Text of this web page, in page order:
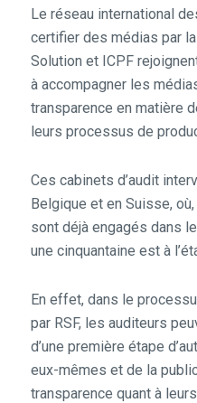
Le réseau international
certifier des médias par la
Solution et ICPF
à accompagner les
transparence en matière
leurs processus de
Ces cabinets d’audit
Belgique et en Suisse,
sont déjà engagés dans
une cinquantaine est à
En effet, dans le
par RSF, les auditeurs
d’une première étape
eux-mêmes et de la
transparence quant à